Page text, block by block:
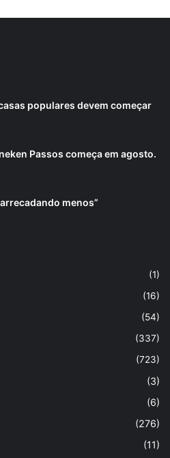
populares devem começar
Passos começa em agosto.
menos”
(1)
(16)
(54)
(337)
(723)
(3)
(6)
(276)
(11)